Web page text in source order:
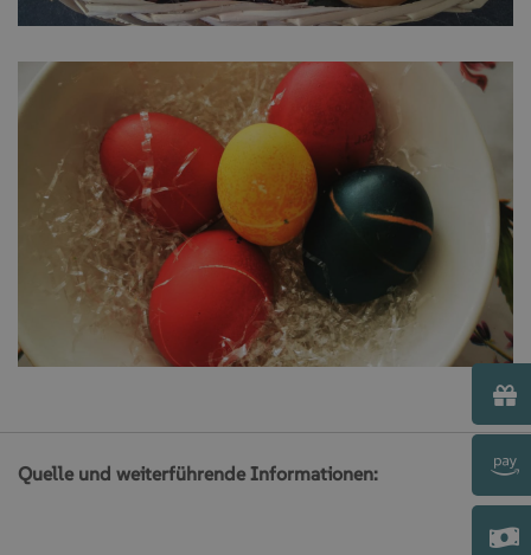
Quelle und weiterführende Informationen: